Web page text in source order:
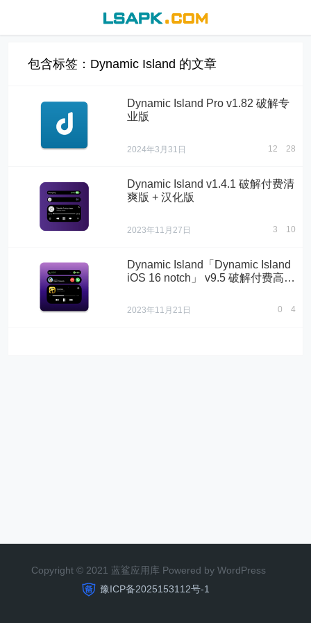
包含标签：Dynamic Island 的文章
Dynamic Island Pro v1.82 破解专
业版
2024年3月31日 12 28
Dynamic Island v1.4.1 破解付费清
爽版 + 汉化版
2023年11月27日 3 10
Dynamic Island「Dynamic Island
iOS 16 notch」 v9.5 破解付费高级
2023年11月21日 0 4
Copyright © 2021 蓝鲨应用库 Powered by WordPress
豫ICP备2025153112号-1